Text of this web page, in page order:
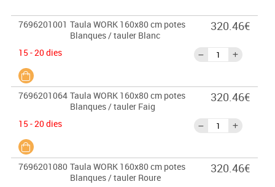
7696201001 Taula WORK 160x80 cm potes
Blanques / tauler Blanc
15 - 20 dies
320.46€
7696201064 Taula WORK 160x80 cm potes
Blanques / tauler Faig
15 - 20 dies
320.46€
7696201080 Taula WORK 160x80 cm potes
Blanques / tauler Roure
320.46€